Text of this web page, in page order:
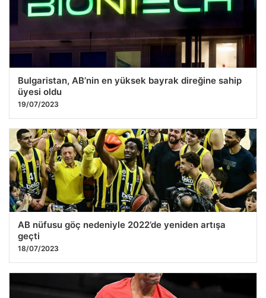
Bulgaristan, AB’nin en yüksek bayrak direğine sahip
üyesi oldu
19/07/2023
AB nüfusu göç nedeniyle 2022’de yeniden artışa
geçti
18/07/2023